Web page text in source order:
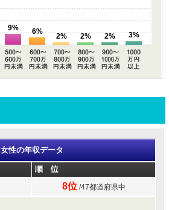
9% 6%
2% 2% 2% 3%
女性の年収データ
8位 /47都道府県中